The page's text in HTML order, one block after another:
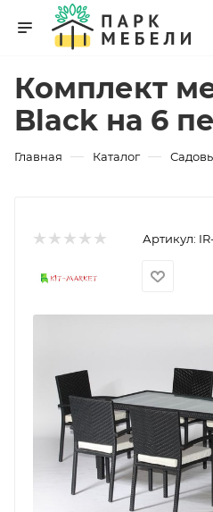
Комплект
Black на 6
Главная — Каталог —
Артикул: